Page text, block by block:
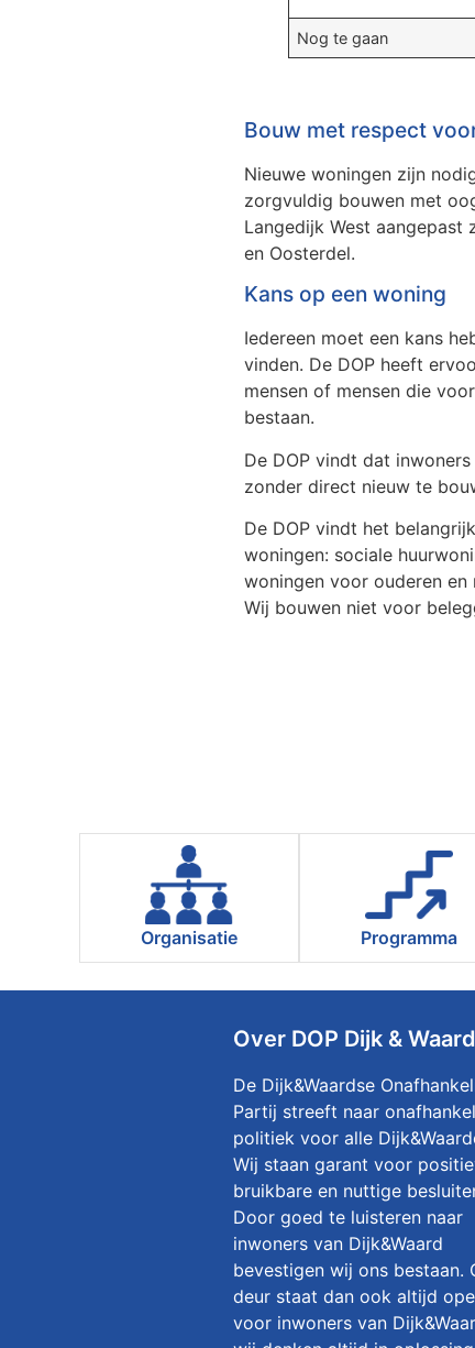
Nog te gaan
Bouw met respect
Nieuwe woningen zijn
zorgvuldig bouwen met
Langedijk West
en Oosterdel.
Kans op een woning
Iedereen moet een kans
vinden. De DOP heeft
mensen of mensen die
bestaan.
De DOP vindt dat
zonder direct nieuw te
De DOP vindt het
woningen: sociale
woningen voor ouderen en
Wij bouwen niet voor
Organisatie Programma
Over DOP Dijk & Waard
De Dijk&Waardse
Partij streeft naar
politiek voor alle
Wij staan garant voor
bruikbare en nuttige
Door goed te luisteren naar
inwoners van Dijk&Waard
bevestigen wij ons bestaan.
deur staat dan ook altijd
voor inwoners van